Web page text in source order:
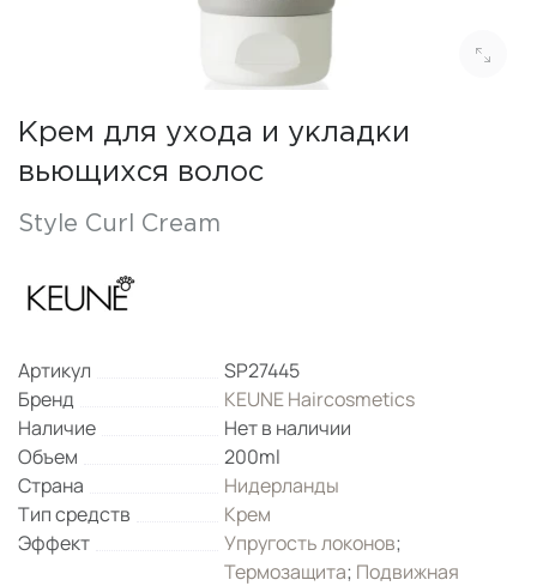
Крем для ухода и укладки
вьющихся волос
Style Curl Cream
Артикул
SP27445
Бренд
KEUNE Haircosmetics
Наличие
Нет в наличии
Объем
200ml
Страна
Нидерланды
Тип средств
Крем
Эффект
Упругость локонов;
Термозащита; Подвижная